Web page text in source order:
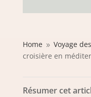
Home 9 Voyage
croisière en
Résumer cet